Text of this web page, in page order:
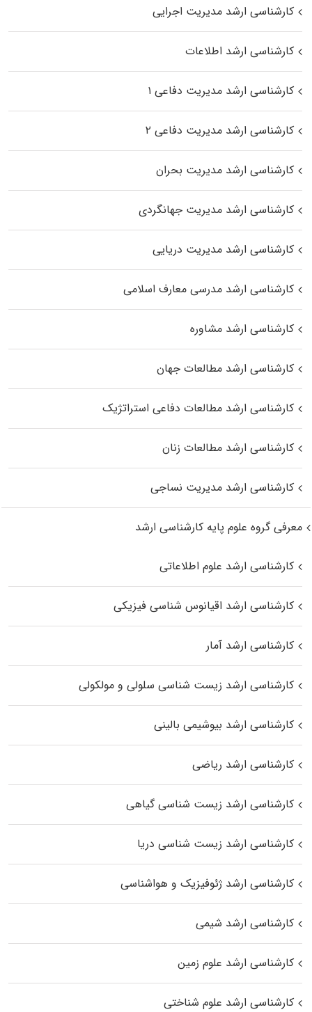
کارشناسی ارشد مدیریت اجرایی
کارشناسی ارشد اطلاعات
کارشناسی ارشد مدیریت دفاعی ۱
کارشناسی ارشد مدیریت دفاعی ۲
کارشناسی ارشد مدیریت بحران
کارشناسی ارشد مدیریت جهانگردی
کارشناسی ارشد مدیریت دریایی
کارشناسی ارشد مدرسی معارف اسلامی
کارشناسی ارشد مشاوره
کارشناسی ارشد مطالعات جهان
کارشناسی ارشد مطالعات دفاعی استراتژیک
کارشناسی ارشد مطالعات زنان
کارشناسی ارشد مدیریت نساجی
معرفی گروه علوم پایه کارشناسی ارشد
کارشناسی ارشد علوم اطلاعاتی
کارشناسی ارشد اقیانوس‌ شناسی فیزیکی
کارشناسی ارشد آمار
کارشناسی ارشد زیست شناسی سلولی و مولکولی
کارشناسی ارشد بیوشیمی بالینی
کارشناسی ارشد ریاضی
کارشناسی ارشد زیست‌ شناسی گیاهی
کارشناسی ارشد زیست‌ شناسی دریا
کارشناسی ارشد ژئوفیزیک و هواشناسی
کارشناسی ارشد شیمی
کارشناسی ارشد علوم زمین
کارشناسی ارشد علوم شناختی